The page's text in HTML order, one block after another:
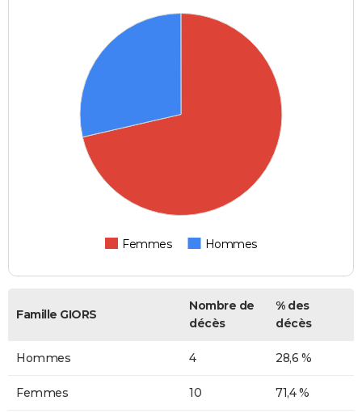
Femmes Hommes
Famille GIORS
Nombre de
décès
% des
décès
Hommes 4 28,6 %
Femmes 10 71,4 %